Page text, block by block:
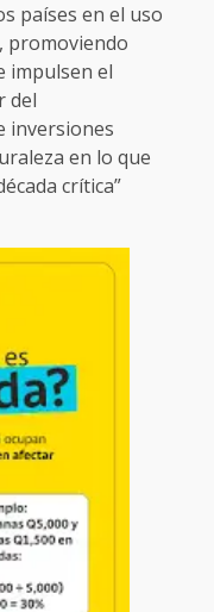
países en el uso
promoviendo
impulsen el
del
inversiones
en lo que
crítica”